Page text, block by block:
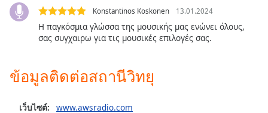
Text
Background
Konstantinos Koskonen 13.01.2024
Η παγκόσμια γλώσσα της μουσικής μας ενώνει όλους,
σας συγχαιρω για τις μουσικές επιλογές σας.
ข้อมูลติดต่อสถานีวิทยุ
เว็บไซต์: www.awsradio.com